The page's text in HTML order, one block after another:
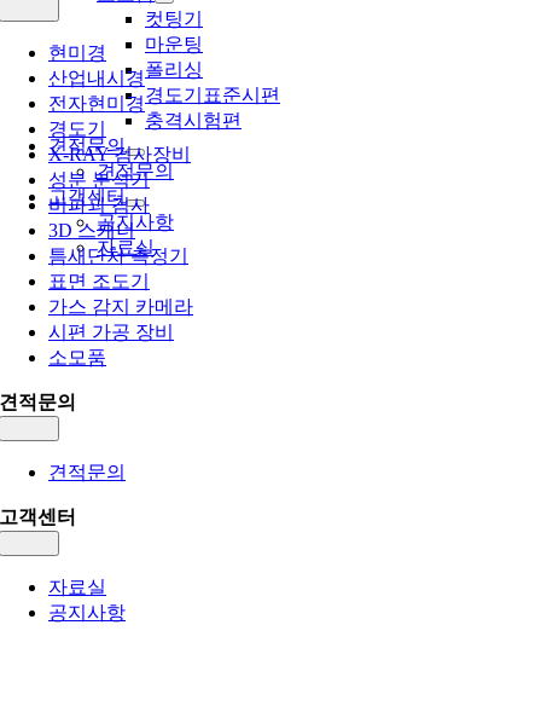
컷팅기
마운팅
폴리싱
경도기표준시편
충격시험편
견적문의
견적문의
고객센터
공지사항
자료실
Navigation
현미경
산업내시경
전자현미경
경도기
X-RAY 검사장비
성분 분석기
비파괴 검사
3D 스캐너
틈새단차 측정기
표면 조도기
가스 감지 카메라
시편 가공 장비
소모품
견적문의
Navigation
견적문의
고객센터
Navigation
자료실
공지사항